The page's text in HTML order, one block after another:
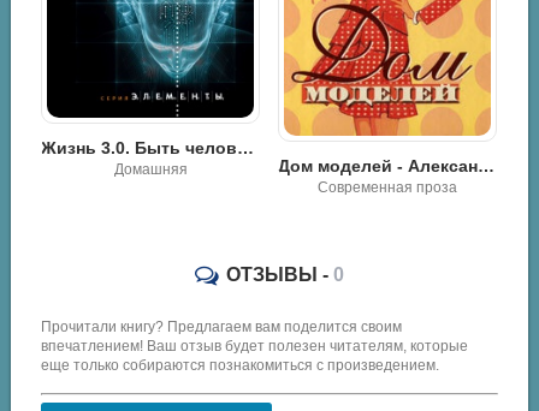
Искусственный интеллект – надежды и опасения - Джон Брокман
Разная литература
ОТЗЫВЫ - 0
Прочитали книгу? Предлагаем вам поделится своим
впечатлением! Ваш отзыв будет полезен читателям, которые
еще только собираются познакомиться с произведением.